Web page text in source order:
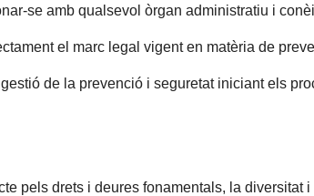
se amb qualsevol òrgan administratiu i
el marc legal vigent en matèria de
de la prevenció i seguretat iniciant els
pels drets i deures fonamentals, la diversitat